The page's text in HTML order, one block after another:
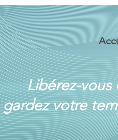
Libérez-
gardez votre